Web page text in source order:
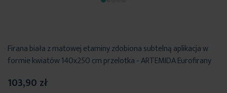
Firana biała z matowej etaminy zdobiona subtelną aplikacja w
formie kwiatów 140x250 cm przelotka - ARTEMIDA Eurofirany
103,90 zł